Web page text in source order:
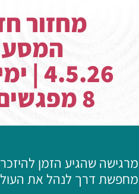
מחזור
4.5.26 | ימי שני | 17:30
8 מפגשים פרונטלים
מרגישה שהגיע הזמן
מחפשת דרך לנהל את